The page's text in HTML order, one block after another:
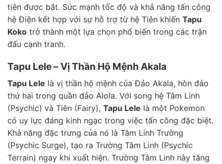
tiên được bắt. Sức mạnh tốc độ và khả năng tấn công
hệ Điện kết hợp với sự hỗ trợ từ hệ Tiên khiến Tapu
Koko trở thành một lựa chọn phổ biến trong các trận
đấu cạnh tranh.
Tapu Lele – Vị Thần Hộ Mệnh Akala
Tapu Lele là vị thần hộ mệnh của Đảo Akala, hòn đảo
thứ hai trong quần đảo Alola. Với song hệ Tâm Linh
(Psychic) và Tiên (Fairy), Tapu Lele là một Pokemon
có uy lực đáng kinh ngạc trong việc tấn công đặc biệt.
Khả năng đặc trưng của nó là Tâm Linh Trường
(Psychic Surge), tạo ra Trường Tâm Linh (Psychic
Terrain) ngay khi xuất hiện. Trường Tâm Linh này tăng